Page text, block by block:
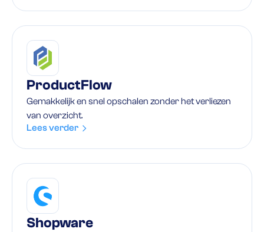
ProductFlow
Gemakkelijk en snel opschalen zonder het verliezen
van overzicht.
Lees verder
Shopware